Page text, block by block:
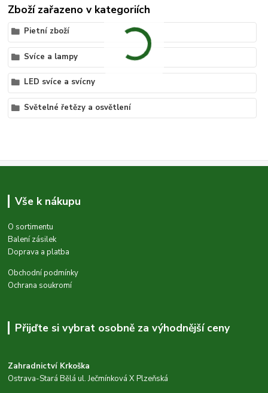
Zboží zařazeno v kategoriích
Pietní zboží
Svíce a lampy
LED svíce a svícny
Světelné řetězy a osvětlení
Vše k nákupu
O sortimentu
Balení zásilek
Doprava a platba
Obchodní podmínky
Ochrana soukromí
Přijďte si vybrat osobně za výhodnější ceny
Zahradnictví Krkoška
Ostrava-Stará Bělá ul. Ječmínková X Plzeňská